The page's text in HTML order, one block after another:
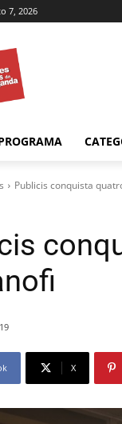
7, 2026
Publicis conquista
X